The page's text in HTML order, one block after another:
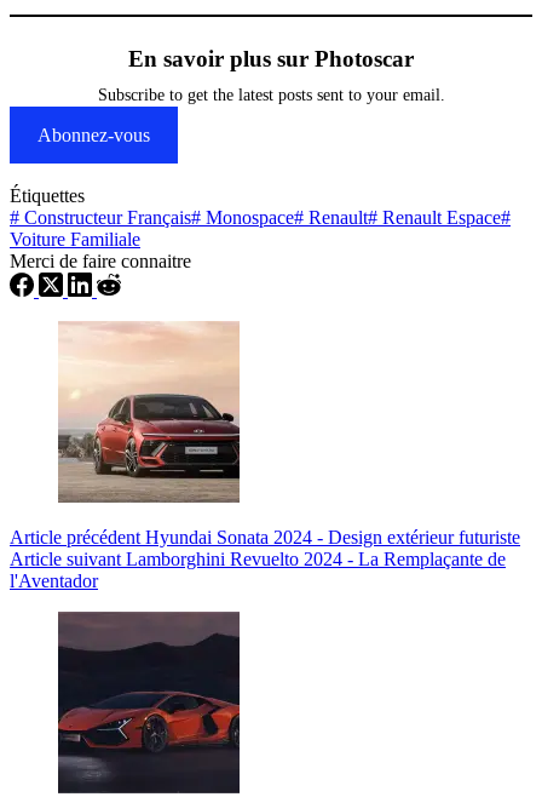
En savoir plus sur Photoscar
Subscribe to get the latest posts sent to your email.
Abonnez-vous
Étiquettes
# Constructeur Français# Monospace# Renault# Renault Espace#
Voiture Familiale
Merci de faire connaitre
Article précédent Hyundai Sonata 2024 - Design extérieur futuriste
Article suivant Lamborghini Revuelto 2024 - La Remplaçante de
l'Aventador